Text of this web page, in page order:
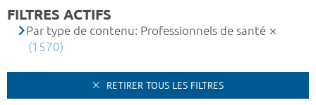
FILTRES ACTIFS
Par type de contenu: Professionnels de santé
(1570)
RETIRER TOUS LES FILTRES